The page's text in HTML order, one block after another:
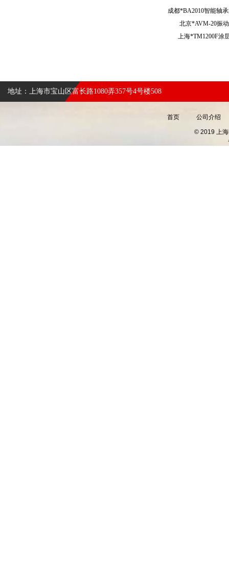
成都*BA2010智能轴
北京*AVM-20振
上海*TM1200F
地址：上海市宝山区富长路1080弄357号4号楼508
首页 公司介绍
© 2019 上